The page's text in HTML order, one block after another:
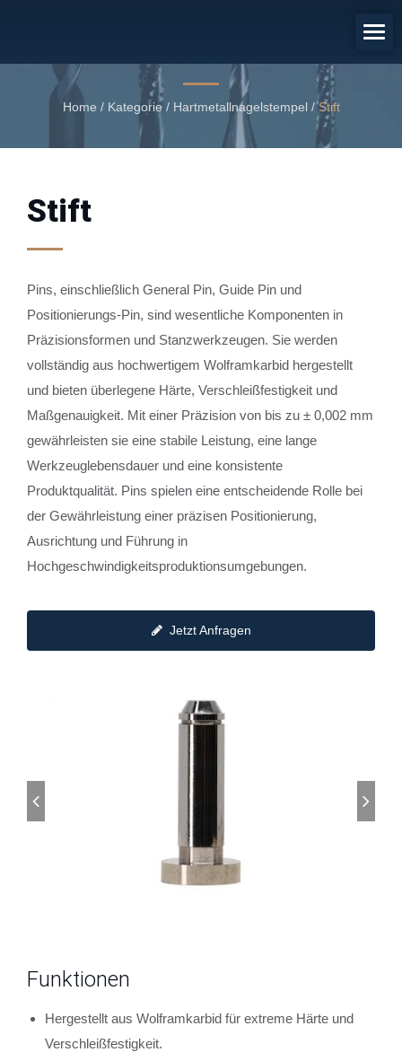
Home / Kategorie / Hartmetallnagelstempel / Stift
Stift
Pins, einschließlich General Pin, Guide Pin und
Positionierungs-Pin, sind wesentliche Komponenten in
Präzisionsformen und Stanzwerkzeugen. Sie werden
vollständig aus hochwertigem Wolframkarbid hergestellt
und bieten überlegene Härte, Verschleißfestigkeit und
Maßgenauigkeit. Mit einer Präzision von bis zu ± 0,002 mm
gewährleisten sie eine stabile Leistung, eine lange
Werkzeuglebensdauer und eine konsistente
Produktqualität. Pins spielen eine entscheidende Rolle bei
der Gewährleistung einer präzisen Positionierung,
Ausrichtung und Führung in
Hochgeschwindigkeitsproduktionsumgebungen.
Jetzt Anfragen
Funktionen
Hergestellt aus Wolframkarbid für extreme Härte und
Verschleißfestigkeit.